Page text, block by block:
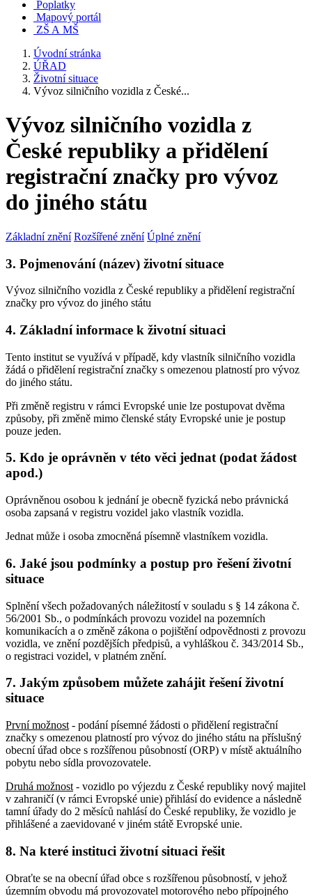
Poplatky
Mapový portál
ZŠ A MŠ
Úvodní stránka
ÚŘAD
Životní situace
Vývoz silničního vozidla z České...
Vývoz silničního vozidla z
České republiky a přidělení
registrační značky pro vývoz
do jiného státu
Základní znění Rozšířené znění Úplné znění
3. Pojmenování (název) životní situace
Vývoz silničního vozidla z České republiky a přidělení registrační
značky pro vývoz do jiného státu
4. Základní informace k životní situaci
Tento institut se využívá v případě, kdy vlastník silničního vozidla
žádá o přidělení registrační značky s omezenou platností pro vývoz
do jiného státu.
Při změně registru v rámci Evropské unie lze postupovat dvěma
způsoby, při změně mimo členské státy Evropské unie je postup
pouze jeden.
5. Kdo je oprávněn v této věci jednat (podat žádost
apod.)
Oprávněnou osobou k jednání je obecně fyzická nebo právnická
osoba zapsaná v registru vozidel jako vlastník vozidla.
Jednat může i osoba zmocněná písemně vlastníkem vozidla.
6. Jaké jsou podmínky a postup pro řešení životní
situace
Splnění všech požadovaných náležitostí v souladu s § 14 zákona č.
56/2001 Sb., o podmínkách provozu vozidel na pozemních
komunikacích a o změně zákona o pojištění odpovědnosti z provozu
vozidla, ve znění pozdějších předpisů, a vyhláškou č. 343/2014 Sb.,
o registraci vozidel, v platném znění.
7. Jakým způsobem můžete zahájit řešení životní
situace
První možnost - podání písemné žádosti o přidělení registrační
značky s omezenou platností pro vývoz do jiného státu na příslušný
obecní úřad obce s rozšířenou působností (ORP) v místě aktuálního
pobytu nebo sídla provozovatele.
Druhá možnost - vozidlo po výjezdu z České republiky nový majitel
v zahraničí (v rámci Evropské unie) přihlásí do evidence a následně
tamní úřady do 2 měsíců nahlásí do České republiky, že vozidlo je
přihlášené a zaevidované v jiném státě Evropské unie.
8. Na které instituci životní situaci řešit
Obraťte se na obecní úřad obce s rozšířenou působností, v jehož
územním obvodu má provozovatel motorového nebo přípojného